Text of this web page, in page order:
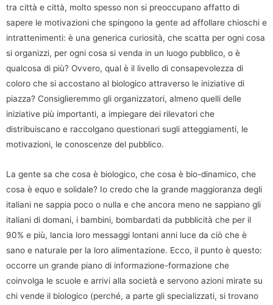
tra città e città, molto spesso non si preoccupano affatto di
sapere le motivazioni che spingono la gente ad affollare chioschi e
intrattenimenti: è una generica curiosità, che scatta per ogni cosa
si organizzi, per ogni cosa si venda in un luogo pubblico, o è
qualcosa di più? Ovvero, qual è il livello di consapevolezza di
coloro che si accostano al biologico attraverso le iniziative di
piazza? Consiglieremmo gli organizzatori, almeno quelli delle
iniziative più importanti, a impiegare dei rilevatori che
distribuiscano e raccolgano questionari sugli atteggiamenti, le
motivazioni, le conoscenze del pubblico.
La gente sa che cosa è biologico, che cosa è bio-dinamico, che
cosa è equo e solidale? Io credo che la grande maggioranza degli
italiani ne sappia poco o nulla e che ancora meno ne sappiano gli
italiani di domani, i bambini, bombardati da pubblicità che per il
90% e più, lancia loro messaggi lontani anni luce da ciò che è
sano e naturale per la loro alimentazione. Ecco, il punto è questo:
occorre un grande piano di informazione-formazione che
coinvolga le scuole e arrivi alla società e servono azioni mirate su
chi vende il biologico (perché, a parte gli specializzati, si trovano